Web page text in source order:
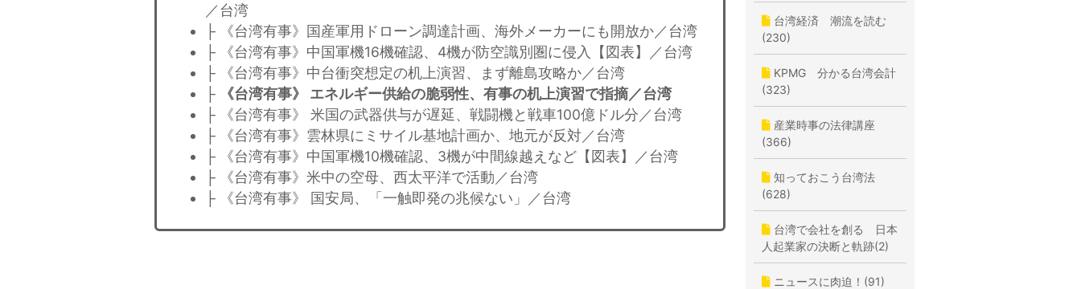
／台湾
├ 《台湾有事》国産軍用ドローン調達計画、海外メーカーにも開放か／台湾
├ 《台湾有事》中国軍機16機確認、4機が防空識別圏に侵入【図表】／台湾
├ 《台湾有事》中台衝突想定の机上演習、まず離島攻略か／台湾
├
《台湾有事》 エネルギー供給の脆弱性、有事の机上演習で指摘／台湾
├ 《台湾有事》 米国の武器供与が遅延、戦闘機と戦車100億ドル分／台湾
├ 《台湾有事》雲林県にミサイル基地計画か、地元が反対／台湾
├ 《台湾有事》中国軍機10機確認、3機が中間線越えなど【図表】／台湾
├ 《台湾有事》米中の空母、西太平洋で活動／台湾
├ 《台湾有事》 国安局、「一触即発の兆候ない」／台湾
台湾経済 潮流を読む
(230)
KPMG 分かる台湾会計
(323)
産業時事の法律講座
(366)
知っておこう台湾法
(628)
台湾で会社を創る 日本
人起業家の決断と軌跡(2)
ニュースに肉迫！(91)